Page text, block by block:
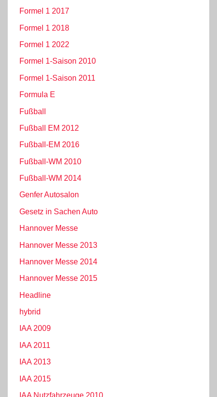
Formel 1 2017
Formel 1 2018
Formel 1 2022
Formel 1-Saison 2010
Formel 1-Saison 2011
Formula E
Fußball
Fußball EM 2012
Fußball-EM 2016
Fußball-WM 2010
Fußball-WM 2014
Genfer Autosalon
Gesetz in Sachen Auto
Hannover Messe
Hannover Messe 2013
Hannover Messe 2014
Hannover Messe 2015
Headline
hybrid
IAA 2009
IAA 2011
IAA 2013
IAA 2015
IAA Nutzfahrzeuge 2010